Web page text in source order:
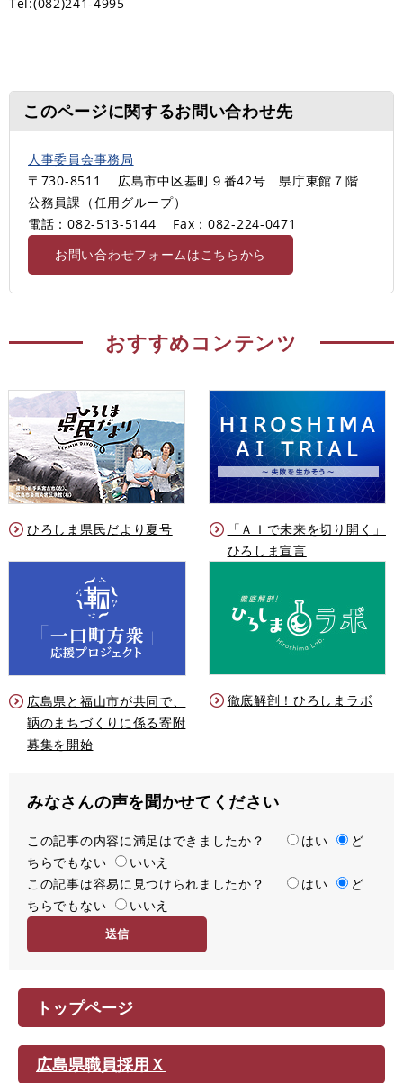
このページに関するお問い合わせ先
人事委員会事務局
〒730-8511
広島市中区基町９番42号 県庁東館７階
公務員課（任用グループ）
電話：082-513-5144
Fax：082-224-0471
お問い合わせフォームはこちらから
おすすめコンテンツ
ひろしま県民だより夏号
「ＡＩで未来を切り開く」
ひろしま宣言
広島県と福山市が共同で、
鞆のまちづくりに係る寄附
募集を開始
徹底解剖！ひろしまラボ
みなさんの声を聞かせてください
満
足
度
この記事の内容に満足はできましたか？ はい
ど
ちらでもない
いいえ
容
易
この記事は容易に見つけられましたか？ はい
ど
ちらでもない
いいえ
トップページ
広島県職員採用Ｘ